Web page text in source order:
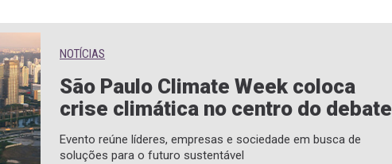
NOTÍCIAS
São Paulo Climate Week coloca
crise climática no centro do debate
Evento reúne líderes, empresas e sociedade em busca de
soluções para o futuro sustentável